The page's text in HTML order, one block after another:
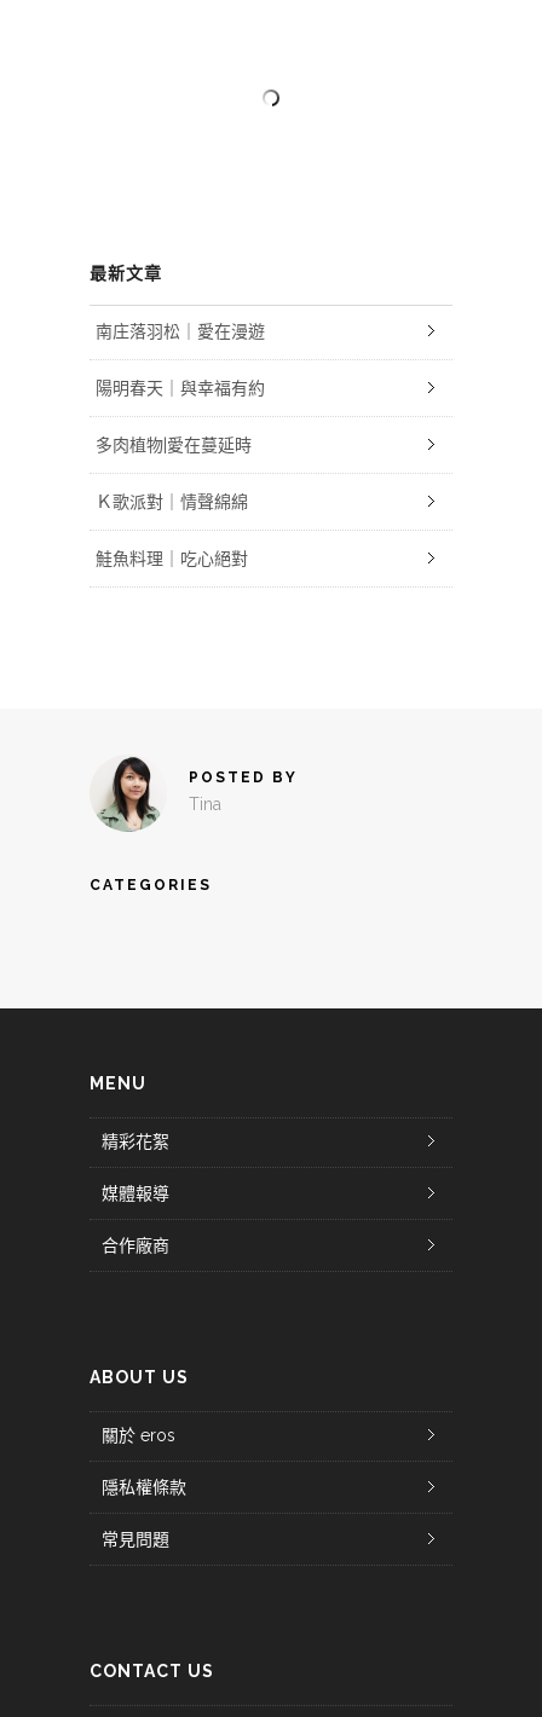
最新文章
南庄落羽松｜愛在漫遊
陽明春天｜與幸福有約
多肉植物|愛在蔓延時
Ｋ歌派對｜情聲綿綿
鮭魚料理｜吃心絕對
POSTED BY
Tina
CATEGORIES
MENU
精彩花絮
媒體報導
合作廠商
ABOUT US
關於 eros
隱私權條款
常見問題
CONTACT US